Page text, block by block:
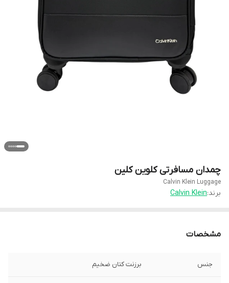
چمدان مسافرتی کلوین کلین
Calvin Klein Luggage
برند:Calvin Klein
مشخصات
جنس برزنت کتان ضخیم